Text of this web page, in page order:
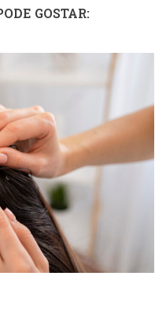
GOSTAR: